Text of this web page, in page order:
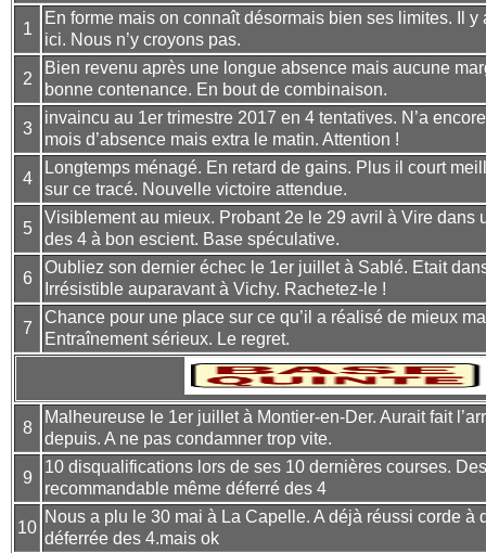
1
En forme mais on connaît désormais bien ses limites. Il
ici. Nous n’y croyons pas.
2
Bien revenu après une longue absence mais aucune
bonne contenance. En bout de combinaison.
3
invaincu au 1er trimestre 2017 en 4 tentatives. N’a
mois d’absence mais extra le matin. Attention !
4
Longtemps ménagé. En retard de gains. Plus il court
sur ce tracé. Nouvelle victoire attendue.
5
Visiblement au mieux. Probant 2e le 29 avril à Vire dans
des 4 à bon escient. Base spéculative.
6
Oubliez son dernier échec le 1er juillet à Sablé. Etait
Irrésistible auparavant à Vichy. Rachetez-le !
7
Chance pour une place sur ce qu’il a réalisé de mieux
Entraînement sérieux. Le regret.
8
Malheureuse le 1er juillet à Montier-en-Der. Aurait fait
depuis. A ne pas condamner trop vite.
9
10 disqualifications lors de ses 10 dernières courses.
recommandable même déferré des 4
10
Nous a plu le 30 mai à La Capelle. A déjà réussi corde à
déferrée des 4.mais ok